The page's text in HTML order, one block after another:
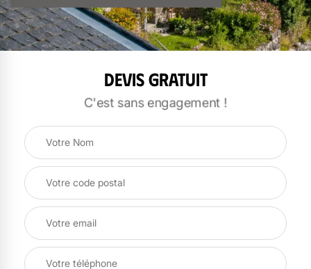
Devis gratuit
C'est sans engagement !